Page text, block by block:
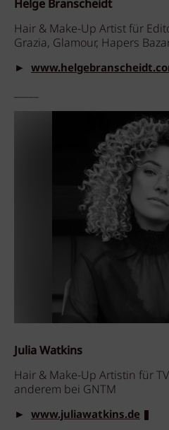
Helge Branscheidt
Hair & Make-Up Artist für
Grazia, Glamour, Hapers
►
_____
Julia Watkins
Hair & Make-Up Artistin für
anderem bei GNTM
► www.juliawatkins.de